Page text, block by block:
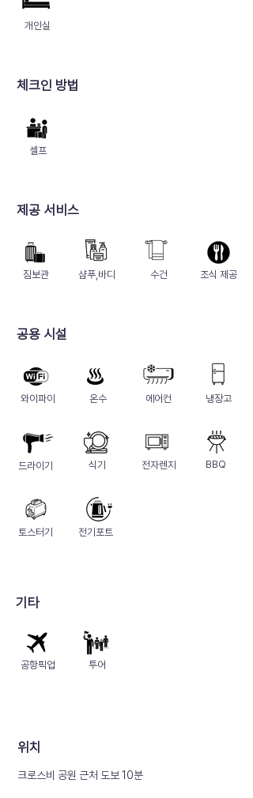
개인실
​체크인 방법
셀프
제공 서비스
짐보관 샴푸,바디 수건 ​조식 제공
​공용 시설
와이파이 온수 에어컨 냉장고
드라이기 식기 전자렌지 BBQ
토스터기 전기포트
​기타
공항픽업 투어
​위치
크로스비 공원 근처 도보 10분